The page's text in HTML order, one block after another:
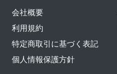
会社概要
利用規約
特定商取引に基づく表記
個人情報保護方針